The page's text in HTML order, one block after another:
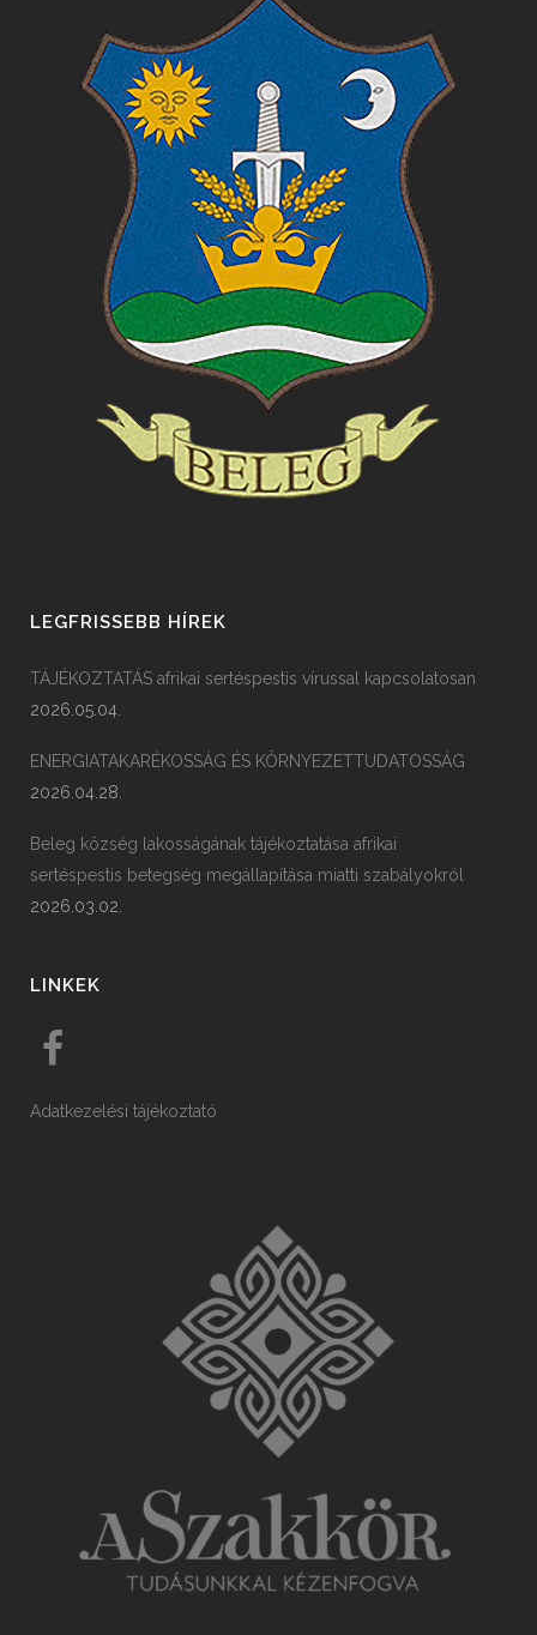
LEGFRISSEBB HÍREK
TÁJÉKOZTATÁS afrikai sertéspestis vírussal kapcsolatosan
2026.05.04.
ENERGIATAKARÉKOSSÁG ÉS KÖRNYEZETTUDATOSSÁG
2026.04.28.
Beleg község lakosságának tájékoztatása afrikai
sertéspestis betegség megállapítása miatti szabályokról
2026.03.02.
LINKEK
Adatkezelési tájékoztató